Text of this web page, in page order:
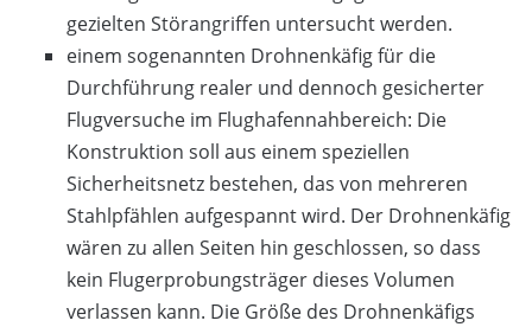
gezielten Störangriffen untersucht werden.
einem sogenannten Drohnenkäfig für die
Durchführung realer und dennoch gesicherter
Flugversuche im Flughafennahbereich: Die
Konstruktion soll aus einem speziellen
Sicherheitsnetz bestehen, das von mehreren
Stahlpfählen aufgespannt wird. Der Drohnenkäfig
wären zu allen Seiten hin geschlossen, so dass
kein Flugerprobungsträger dieses Volumen
verlassen kann. Die Größe des Drohnenkäfigs